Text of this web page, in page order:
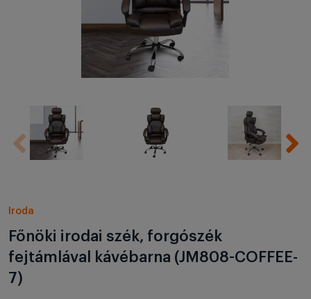
Iroda
Főnöki irodai szék, forgószék
fejtámlával kávébarna (JM808-COFFEE-
7)